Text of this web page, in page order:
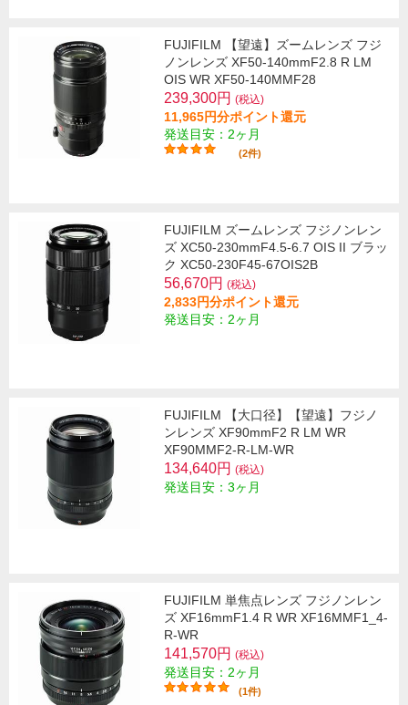
FUJIFILM 【望遠】ズームレンズ フジ
ノンレンズ XF50-140mmF2.8 R LM
OIS WR XF50-140MMF28
239,300円 (税込)
11,965円分ポイント還元
発送目安：2ヶ月
(2件)
FUJIFILM ズームレンズ フジノンレン
ズ XC50-230mmF4.5-6.7 OIS II ブラッ
ク XC50-230F45-67OIS2B
56,670円 (税込)
2,833円分ポイント還元
発送目安：2ヶ月
FUJIFILM 【大口径】【望遠】フジノ
ンレンズ XF90mmF2 R LM WR
XF90MMF2-R-LM-WR
134,640円 (税込)
発送目安：3ヶ月
FUJIFILM 単焦点レンズ フジノンレン
ズ XF16mmF1.4 R WR XF16MMF1_4-
R-WR
141,570円 (税込)
発送目安：2ヶ月
(1件)